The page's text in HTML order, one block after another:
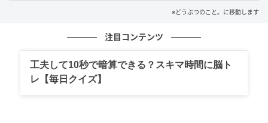
思わずほっこりしてしまうのでした。※どうぶつのこと。に移動します
注目コンテンツ
工夫して10秒で暗算できる？スキマ時間に脳ト
レ【毎日クイズ】